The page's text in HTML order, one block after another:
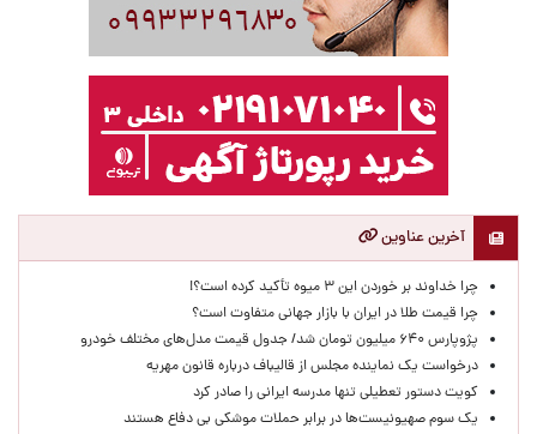
آخرین عناوین
چرا خداوند بر خوردن این ۳ میوه تأکید کرده است؟!
چرا قیمت طلا در ایران با بازار جهانی متفاوت است؟
پژوپارس ۶۴۰ میلیون تومان شد/ جدول قیمت مدل‌های مختلف خودرو
درخواست یک نماینده مجلس از قالیباف درباره قانون مهریه
کویت دستور تعطیلی تنها مدرسه ایرانی را صادر کرد
یک‌ سوم صهیونیست‌ها در برابر حملات موشکی بی دفاع هستند